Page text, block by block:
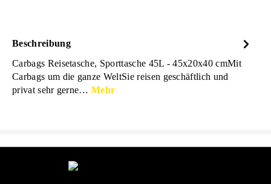
Beschreibung
Carbags Reisetasche, Sporttasche 45L - 45x20x40 cmMit
Carbags um die ganze WeltSie reisen geschäftlich und
privat sehr gerne…Mehr